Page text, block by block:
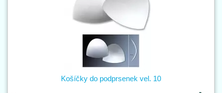
Košíčky do podprsenek vel. 10